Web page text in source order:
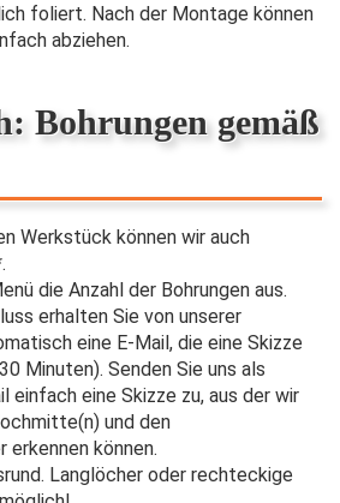
foliert. Nach der Montage können
abziehen.
Bohrungen gemäß
Werkstück können wir auch
die Anzahl der Bohrungen aus.
erhalten Sie von unserer
eine E-Mail, die eine Skizze
Minuten). Senden Sie uns als
einfach eine Skizze zu, aus der wir
und den
erkennen können.
Langlöcher oder rechteckige